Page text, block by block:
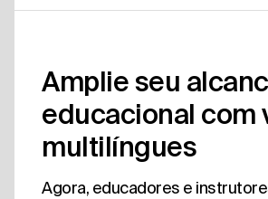
Amplie seu
educacional com
multilíngues
Agora, educadores e